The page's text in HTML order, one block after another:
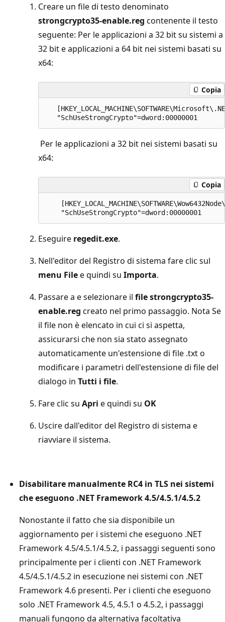
Creare un file di testo denominato
strongcrypto35-enable.reg contenente il testo
seguente: Per le applicazioni a 32 bit su sistemi a
32 bit e applicazioni a 64 bit nei sistemi basati su
x64:
Copia
Per le applicazioni a 32 bit nei sistemi basati su
x64:
Copia
Eseguire regedit.exe.
Nell'editor del Registro di sistema fare clic sul
menu Filee quindi su Importa.
Passare a e selezionare il file strongcrypto35-
enable.reg creato nel primo passaggio. Nota Se
il file non è elencato in cui ci si aspetta,
assicurarsi che non sia stato assegnato
automaticamente un'estensione di file .txt o
modificare i parametri dell'estensione di file del
dialogo in Tutti i file.
Fare clic su Apri e quindi su OK
Uscire dall'editor del Registro di sistema e
riavviare il sistema.
Disabilitare manualmente RC4 in TLS nei sistemi
che eseguono .NET Framework 4.5/4.5.1/4.5.2
Nonostante il fatto che sia disponibile un
aggiornamento per i sistemi che eseguono .NET
Framework 4.5/4.5.1/4.5.2, i passaggi seguenti sono
principalmente per i clienti con .NET Framework
4.5/4.5.1/4.5.2 in esecuzione nei sistemi con .NET
Framework 4.6 presenti. Per i clienti che eseguono
solo .NET Framework 4.5, 4.5.1 o 4.5.2, i passaggi
manuali fungono da alternativa facoltativa